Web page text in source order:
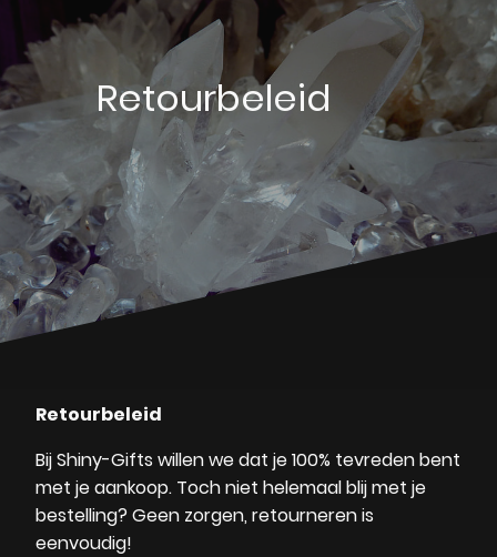
Retourbeleid
Retourbeleid
Bij Shiny-Gifts willen we dat je 100% tevreden bent
met je aankoop. Toch niet helemaal blij met je
bestelling? Geen zorgen, retourneren is
eenvoudig!